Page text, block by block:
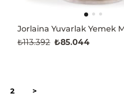
Jorlaina Yuvarlak Yemek
₺85.044
₺113.392
2 >